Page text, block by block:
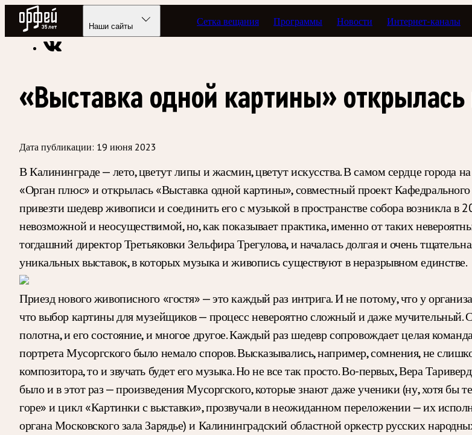
Радио Орфей
Наши сайты Сетка вещания Программы Новости Интернет-каналы
Радио классической музыки «Орфей» Рецензии и репортажи
«Выставка одной картины» открылась
Дата публикации: 19 июня 2023
В Калининграде — лето, цветут липы и жасмин, цветут искусства. В самом сердце города
«Орган плюс» и открылась «Выставка одной картины», совместный проект Кафедрального
привезти шедевр живописи и соединить его с музыкой в пространстве собора возникла в
невозможной и неосуществимой, но, как показывает практика, именно от таких
тогдашний директор Третьяковки Зельфира Трегулова, и началась долгая и очень
уникальных выставок, в которых музыка и живопись существуют в неразрывном единстве.
Приезд нового живописного «гостя» — это каждый раз интрига. И не потому, что у
что выбор картины для музейщиков — процесс невероятно сложный и даже
полотна, и его состояние, и многое другое. Каждый раз шедевр сопровождает целая
портрета Мусоргского было немало споров. Высказывались, например, сомнения, не
композитора, то и звучать будет его музыка. Но не все так просто. Во-первых, Вера
было и в этот раз — произведения Мусоргского, которые знают даже ученики (ну, хотя
горе» и цикл «Картинки с выставки», прозвучали в неожиданном переложении — их
органа Московского зала Зарядье) и Калининградский областной оркестр русских